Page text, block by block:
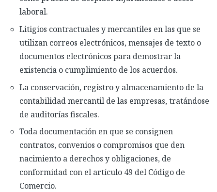
laboral.
Litigios contractuales y mercantiles en las que se
utilizan correos electrónicos, mensajes de texto o
documentos electrónicos para demostrar la
existencia o cumplimiento de los acuerdos.
La conservación, registro y almacenamiento de la
contabilidad mercantil de las empresas, tratándose
de auditorías fiscales.
Toda documentación en que se consignen
contratos, convenios o compromisos que den
nacimiento a derechos y obligaciones, de
conformidad con el artículo 49 del Código de
Comercio.